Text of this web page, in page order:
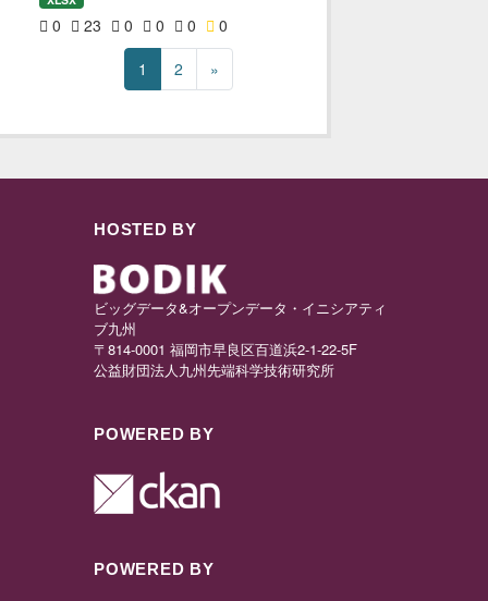
0 23 0 0 0
0
1
2 »
HOSTED BY
ビッグデータ&オープンデータ・イニシアティ
ブ九州
〒814-0001 福岡市早良区百道浜2-1-22-5F
公益財団法人九州先端科学技術研究所
POWERED BY
POWERED BY